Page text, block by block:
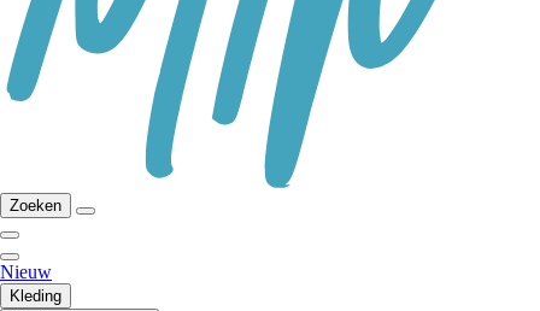
Zoeken
Nieuw
Kleding